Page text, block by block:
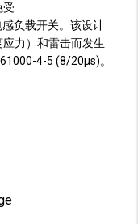
受
负载开关。该设计
力）和雷击而发生
4-5 (8/20µs)。